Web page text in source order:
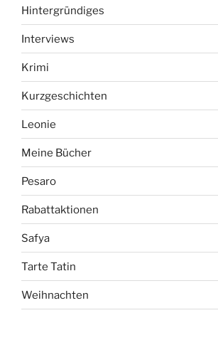
Hintergründiges
Interviews
Krimi
Kurzgeschichten
Leonie
Meine Bücher
Pesaro
Rabattaktionen
Safya
Tarte Tatin
Weihnachten